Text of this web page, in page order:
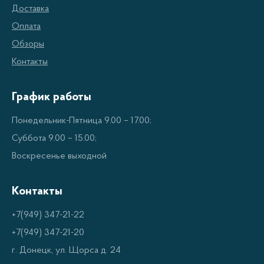
тяжелее теплого и склонен оставаться в
нижних зонах. Поэтому при хранении
продуктов в морозильной камере вверху, она
потребляет меньше энергии для поддержания
Уменьшение выхода холодного воздуха:
открытии дверцы морозильной камеры
вверху, верхний холодный воздух не выпадает
на пол, что позволяет сохранить холод внутри
Характеристики:
Доставка
Оплата
Обзоры
Контакты
График работы
Понедельник-Пятница 9.00 – 17.00;
Суббота 9.00 – 15.00;
Воскресенье выходной
Контакты
+7(949) 347-21-22
+7(949) 347-21-20
г. Донецк, ул. Щорса д. 24